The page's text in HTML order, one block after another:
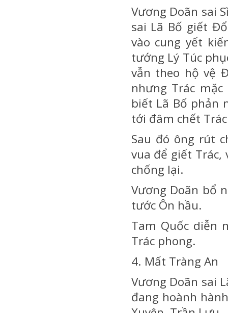
Vương Doãn sai
sai Lã Bố giết
vào cung yết
tướng Lý Túc
vẫn theo hộ vệ
nhưng Trác
biết Lã Bố phản
tới đâm chết
Sau đó ông rút
vua để giết
chống lại.
Vương Doãn bổ
tước Ôn hầu.
Tam Quốc diễn
Trác phong.
4. Mất Tràng An
Vương Doãn sai
đang hoành